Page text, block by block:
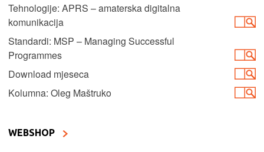
Tehnologije: APRS – amaterska digitalna
komunikacija
Standardi: MSP – Managing Successful
Programmes
Download mjeseca
Kolumna: Oleg Maštruko
WEBSHOP